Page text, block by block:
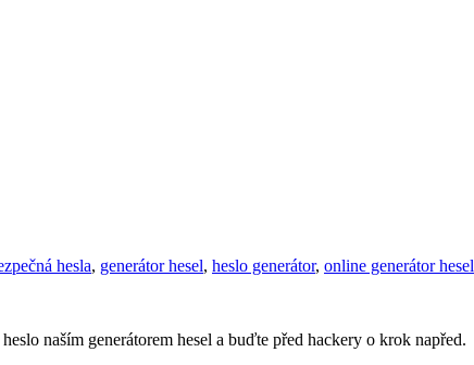
hesla, generátor hesel, heslo generátor, online generátor hesel
naším generátorem hesel a buďte před hackery o krok napřed.